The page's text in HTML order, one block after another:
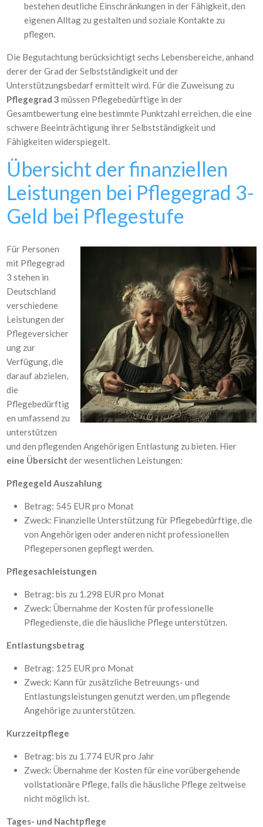
bestehen deutliche Einschränkungen in der Fähigkeit, den
eigenen Alltag zu gestalten und soziale Kontakte zu
pflegen.
Die Begutachtung berücksichtigt sechs Lebensbereiche, anhand
derer der Grad der Selbstständigkeit und der
Unterstützungsbedarf ermittelt wird. Für die Zuweisung zu
Pflegegrad 3 müssen Pflegebedürftige in der
Gesamtbewertung eine bestimmte Punktzahl erreichen, die eine
schwere Beeinträchtigung ihrer Selbstständigkeit und
Fähigkeiten widerspiegelt.
Übersicht der finanziellen
Leistungen bei Pflegegrad 3-
Geld bei Pflegestufe
Für Personen
mit Pflegegrad
3 stehen in
Deutschland
verschiedene
Leistungen der
Pflegeversicher
ung zur
Verfügung, die
darauf abzielen,
die
Pflegebedürftig
en umfassend zu
unterstützen
und den pflegenden Angehörigen Entlastung zu bieten. Hier
eine Übersichtder wesentlichen Leistungen:
Pflegegeld Auszahlung
Betrag: 545 EUR pro Monat
Zweck: Finanzielle Unterstützung für Pflegebedürftige, die
von Angehörigen oder anderen nicht professionellen
Pflegepersonen gepflegt werden.
Pflegesachleistungen
Betrag: bis zu 1.298 EUR pro Monat
Zweck: Übernahme der Kosten für professionelle
Pflegedienste, die die häusliche Pflege unterstützen.
Entlastungsbetrag
Betrag: 125 EUR pro Monat
Zweck: Kann für zusätzliche Betreuungs- und
Entlastungsleistungen genutzt werden, um pflegende
Angehörige zu unterstützen.
Kurzzeitpflege
Betrag: bis zu 1.774 EUR pro Jahr
Zweck: Übernahme der Kosten für eine vorübergehende
vollstationäre Pflege, falls die häusliche Pflege zeitweise
nicht möglich ist.
Tages- und Nachtpflege